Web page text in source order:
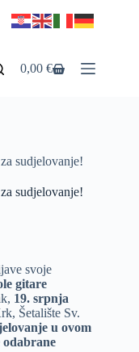
0,00€
sudjelovanje!
sudjelovanje!
svoje
gitare
19. srpnja
Šetalište Sv.
u ovom
odabrane